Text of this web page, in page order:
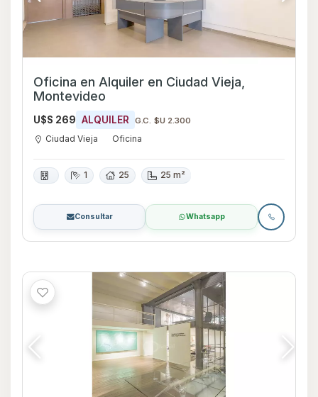
Oficina en Alquiler en Ciudad Vieja,
Montevideo
U$S 269 ALQUILER G.C. $U 2.300
Ciudad Vieja Oficina
1 25 25 m²
Consultar Whatsapp